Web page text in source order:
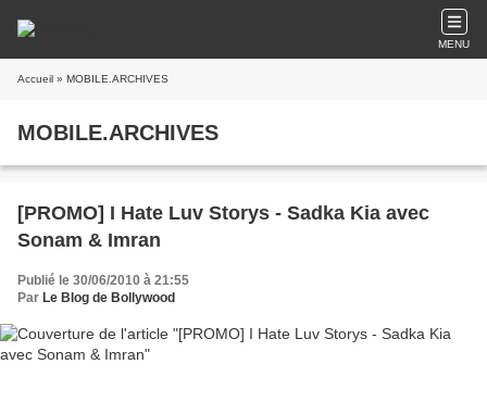
MENU
Accueil » MOBILE.ARCHIVES
MOBILE.ARCHIVES
[PROMO] I Hate Luv Storys - Sadka Kia avec
Sonam & Imran
Publié le 30/06/2010 à 21:55
Par Le Blog de Bollywood